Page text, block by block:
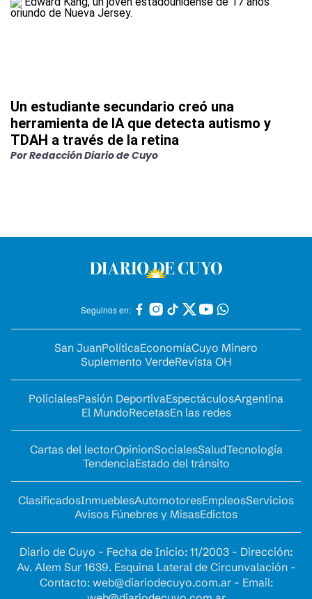
Un estudiante secundario creó una
herramienta de IA que detecta autismo y
TDAH a través de la retina
PorRedacción Diario de Cuyo
Seguinos en:
San JuanPolíticaEconomíaCuyo Minero
Suplemento VerdeRevista OH
PolicialesPasión DeportivaEspectáculosArgentina
El MundoRecetasEn las redes
Cartas del lectorOpinionSocialesSaludTecnología
TendenciaEstado del tránsito
ClasificadosInmueblesAutomotoresEmpleosServicios
Avisos Fúnebres y MisasEdictos
Diario de Cuyo - Fecha de Inicio: 11/2003 - Dirección:
Av. Alem Sur 1639. Esquina Lateral de Circunvalación -
Contacto: web@diariodecuyo.com.ar- Email: